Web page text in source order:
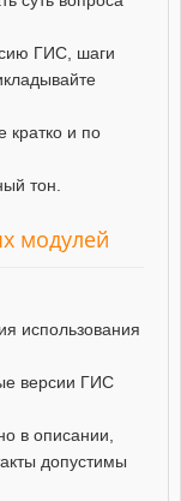
ГИС, шаги
кратко и по
тон.
модулей
использования
версии ГИС
в описании,
допустимы